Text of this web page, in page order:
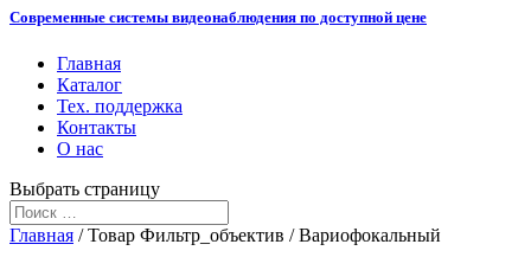
Современные системы видеонаблюдения по доступной цене
Главная
Каталог
Тех. поддержка
Контакты
О нас
Выбрать страницу
Главная / Товар Фильтр_объектив / Вариофокальный